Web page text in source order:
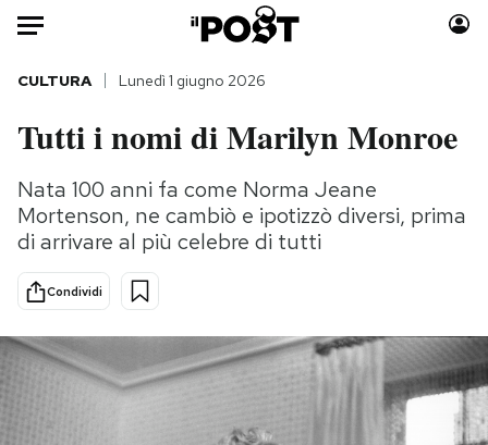
Auto
HOME
Italia
Mondo
Politica
Tecnologia
Internet
Scienza
Cultura
Economia
Libri
Consumismi
Media
Europa
Altrecose
Mondiali calcio 2026
CULTURA Lunedì 1 giugno 2026
Tutti i nomi di Marilyn Monroe
Nata 100 anni fa come Norma Jeane
Mortenson, ne cambiò e ipotizzò diversi, prima
di arrivare al più celebre di tutti
Condividi